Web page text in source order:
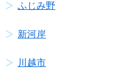
ふじみ野
新河岸
川越市